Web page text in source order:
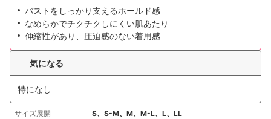
バストをしっかり支えるホールド感
なめらかでチクチクしにくい肌あたり
伸縮性があり、圧迫感のない着用感
気になる
特になし
サイズ展開 S、S-M、M、M-L、L、LL